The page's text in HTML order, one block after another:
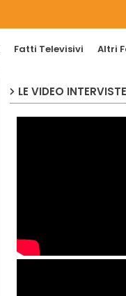
Fatti Televisivi Altri
LE VIDEO INTERVISTE